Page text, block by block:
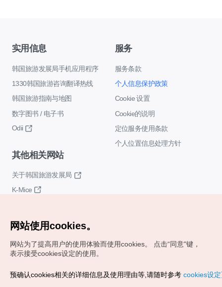
实用信息
韩国旅游发展局手机应用程序
1330韩国旅游咨询翻译热线
韩国旅游指南与地图
数字图书 / 电子书
Odii
服务
服务条款
个人信息保护政策
Cookie 设置
Cookie的说明
定位服务使用条款
个人位置信息处理方针
其他相关网站
关于韩国旅游发展局
K-Mice
Copyrights (c) 韩国旅游发展局版权所有
网站使用cookies。
网站为了提高用户的使用体验而使用cookies。
点击“同意"键，
表示接受cookies设定的使用。
预确认cookies相关的详细信息及使用理由等,请随时参考 cookies设